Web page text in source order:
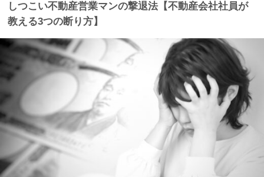
しつこい不動産営業マンの撃退法【不動産会社社員が
教える3つの断り方】